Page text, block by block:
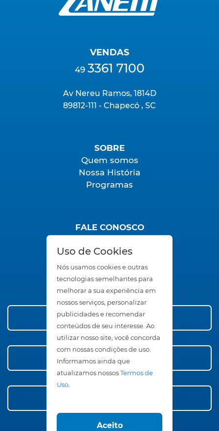
Uso de Cookies
Nós usamos cookies e outras
tecnologias semelhantes para
melhorar a sua experiência em
nossos serviços, personalizar
publicidades e recomendar
conteúdos de seu interesse. Ao
utilizar nosso site, você concorda
com nossas condições de uso.
Informamos ainda que
atualizamos nossos Termos de
Uso.
Aceito
VENDAS
49 3361 7100
Av Nereu Ramos, 1814D
89812-111 - Chapecó , SC
SOBRE
Quem somos
Nossa História
Programas
FALE CONOSCO
Trabalhe Conosco
Seja um Representante
Área Restrita
Conheça nossos Produtos
Compre Agora!